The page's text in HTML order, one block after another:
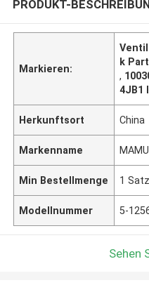
PRODUKT-
Markieren:
k
,
4JB1
Herkunftsort China
Markenname
Min Bestellmenge 1 Satz
Modellnummer 5-
Sehen